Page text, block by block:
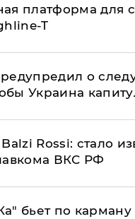
платформа для
T
о
Украина
Rossi: стало
ВКС РФ
бьет по карману